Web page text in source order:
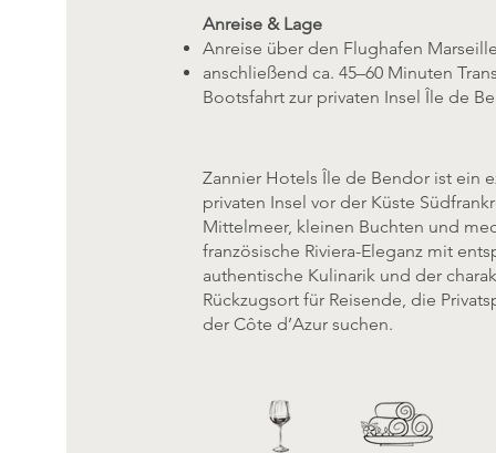
Anreise & Lage
Anreise über den Flughafen
anschließend ca. 45–60 Minuten
Bootsfahrt zur privaten Insel Île de
Zannier Hotels Île de Bendor ist ein
privaten Insel vor der Küste
Mittelmeer, kleinen Buchten und
französische Riviera-Eleganz mit
authentische Kulinarik und der
Rückzugsort für Reisende, die
der Côte d’Azur suchen.